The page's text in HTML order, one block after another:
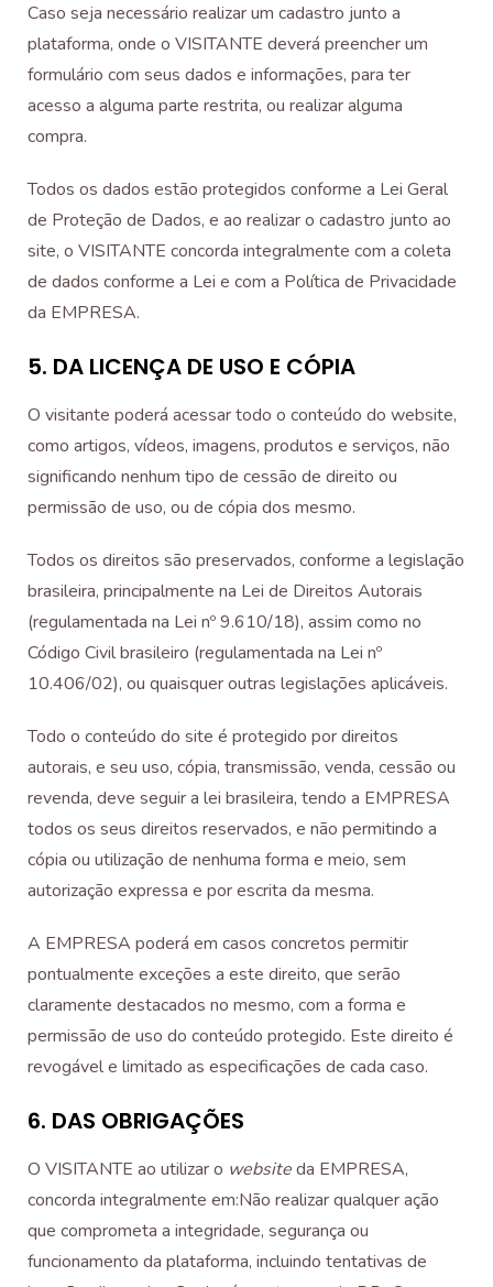
Caso seja necessário realizar um cadastro junto a
plataforma, onde o VISITANTE deverá preencher um
formulário com seus dados e informações, para ter
acesso a alguma parte restrita, ou realizar alguma
compra.
Todos os dados estão protegidos conforme a Lei Geral
de Proteção de Dados, e ao realizar o cadastro junto ao
site, o VISITANTE concorda integralmente com a coleta
de dados conforme a Lei e com a Política de Privacidade
da EMPRESA.
5. DA LICENÇA DE USO E CÓPIA
O visitante poderá acessar todo o conteúdo do website,
como artigos, vídeos, imagens, produtos e serviços, não
significando nenhum tipo de cessão de direito ou
permissão de uso, ou de cópia dos mesmo.
Todos os direitos são preservados, conforme a legislação
brasileira, principalmente na Lei de Direitos Autorais
(regulamentada na Lei nº 9.610/18), assim como no
Código Civil brasileiro (regulamentada na Lei nº
10.406/02), ou quaisquer outras legislações aplicáveis.
Todo o conteúdo do site é protegido por direitos
autorais, e seu uso, cópia, transmissão, venda, cessão ou
revenda, deve seguir a lei brasileira, tendo a EMPRESA
todos os seus direitos reservados, e não permitindo a
cópia ou utilização de nenhuma forma e meio, sem
autorização expressa e por escrita da mesma.
A EMPRESA poderá em casos concretos permitir
pontualmente exceções a este direito, que serão
claramente destacados no mesmo, com a forma e
permissão de uso do conteúdo protegido. Este direito é
revogável e limitado as especificações de cada caso.
6. DAS OBRIGAÇÕES
O VISITANTE ao utilizar o websiteda EMPRESA,
concorda integralmente em:Não realizar qualquer ação
que comprometa a integridade, segurança ou
funcionamento da plataforma, incluindo tentativas de